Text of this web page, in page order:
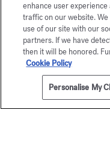
AJOUTER
À la rose
Eau de parfum 5ml
Maison Francis
À la rose Eau de
enhance user
traffic on our website.
use of our site with our
partners. If we have
then it will be honored.
Cookie Policy
Personalise My